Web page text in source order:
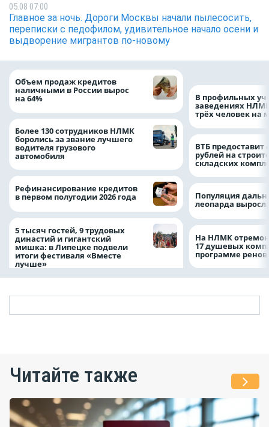
05.08 07:00
Главное за ночь. Дороги Москвы начали пылесосить,
переписки с педофилом, удивительное начало осени и
выдворение мигрантов по-новому
Объем продаж кредитов
наличными в России вырос
на 64%
Более 130 сотрудников НЛМК
боролись за звание лучшего
водителя грузового
автомобиля
Рефинансирование кредитов
в первом полугодии 2026 года
5 тысяч гостей, 9 трудовых
династий и гигантский
мишка: в Липецке подвели
итоги фестиваля «Вместе
лучше»
В профильных
заведениях
трёх человек на
ВТБ предоставит
рублей на
складских
Популяция
леопарда
На НЛМК
17 душевых
программе
Читайте также